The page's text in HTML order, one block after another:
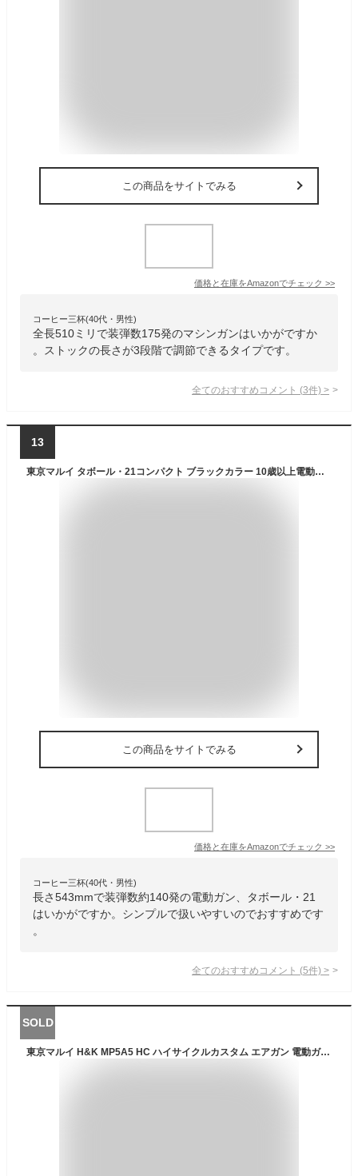
この商品をサイトでみる
価格と在庫をAmazonでチェック >>
コーヒー三杯(40代・男性)
全長510ミリで装弾数175発のマシンガンはいかがですか
。ストックの長さが3段階で調節できるタイプです。
全てのおすすめコメント (3件) >
13
東京マルイ タボール・21コンパクト ブラックカラー 10歳以上電動ガン ボーイズHG
この商品をサイトでみる
価格と在庫をAmazonでチェック >>
コーヒー三杯(40代・男性)
長さ543mmで装弾数約140発の電動ガン、タボール・21
はいかがですか。シンプルで扱いやすいのでおすすめです
。
全てのおすすめコメント (5件) >
SOLD
東京マルイ H&K MP5A5 HC ハイサイクルカスタム エアガン 電動ガン サブマシンガン PDW エアガン エアソフトガン ホビー サバゲー 女子 初心者 対象年令18歳以上 ☆ 新生活 プレゼント ホワイトデー